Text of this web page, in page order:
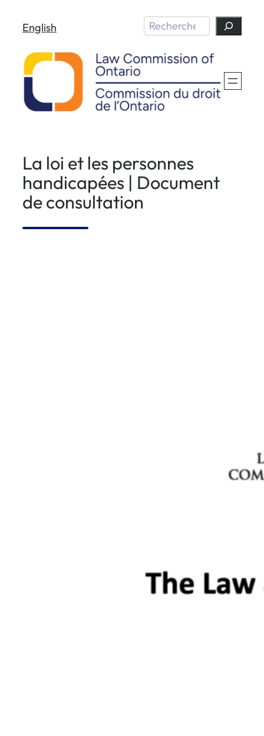
contenu
English Search
La loi et les personnes
handicapées | Document
de consultation